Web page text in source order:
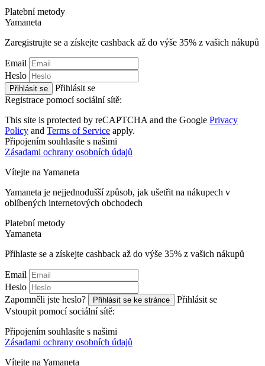
Platební metody
Yamaneta
Zaregistrujte se a získejte cashback až do výše 35% z vašich nákupů
Email
Heslo
Přihlásit se
Přihlásit se
Registrace pomocí sociální sítě:
This site is protected by reCAPTCHA and the Google Privacy
Policy and Terms of Service apply.
Připojením souhlasíte s našimi
Zásadami ochrany osobních údajů
Vítejte na Yamaneta
Yamaneta je nejjednodušší způsob, jak ušetřit na nákupech v
oblíbených internetových obchodech
Platební metody
Yamaneta
Přihlaste se a získejte cashback až do výše 35% z vašich nákupů
Email
Heslo
Zapomněli jste heslo?
Přihlásit se ke stránce
Přihlásit se
Vstoupit pomocí sociální sítě:
Připojením souhlasíte s našimi
Zásadami ochrany osobních údajů
Vítejte na Yamaneta